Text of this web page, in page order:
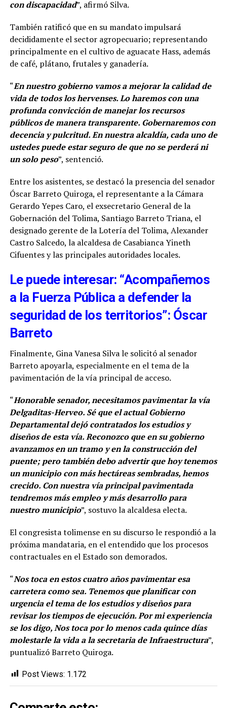
con discapacidad”, afirmó Silva.
También ratificó que en su mandato impulsará
decididamente el sector agropecuario; representando
principalmente en el cultivo de aguacate Hass, además
de café, plátano, frutales y ganadería.
“En nuestro gobierno vamos a mejorar la calidad de
vida de todos los hervenses. Lo haremos con una
profunda convicción de manejar los recursos
públicos de manera transparente. Gobernaremos con
decencia y pulcritud. En nuestra alcaldía, cada uno de
ustedes puede estar seguro de que no se perderá ni
un solo peso”, sentenció.
Entre los asistentes, se destacó la presencia del senador
Óscar Barreto Quiroga, el representante a la Cámara
Gerardo Yepes Caro, el exsecretario General de la
Gobernación del Tolima, Santiago Barreto Triana, el
designado gerente de la Lotería del Tolima, Alexander
Castro Salcedo, la alcaldesa de Casabianca Yineth
Cifuentes y las principales autoridades locales.
Le puede interesar: “Acompañemos
a la Fuerza Pública a defender la
seguridad de los territorios”: Óscar
Barreto
Finalmente, Gina Vanesa Silva le solicitó al senador
Barreto apoyarla, especialmente en el tema de la
pavimentación de la vía principal de acceso.
“Honorable senador, necesitamos pavimentar la vía
Delgaditas-Herveo. Sé que el actual Gobierno
Departamental dejó contratados los estudios y
diseños de esta vía. Reconozco que en su gobierno
avanzamos en un tramo y en la construcción del
puente; pero también debo advertir que hoy tenemos
un municipio con más hectáreas sembradas, hemos
crecido. Con nuestra vía principal pavimentada
tendremos más empleo y más desarrollo para
nuestro municipio”, sostuvo la alcaldesa electa.
El congresista tolimense en su discurso le respondió a la
próxima mandataria, en el entendido que los procesos
contractuales en el Estado son demorados.
“Nos toca en estos cuatro años pavimentar esa
carretera como sea. Tenemos que planificar con
urgencia el tema de los estudios y diseños para
revisar los tiempos de ejecución. Por mi experiencia
se los digo, Nos toca por lo menos cada quince días
molestarle la vida a la secretaria de Infraestructura”,
puntualizó Barreto Quiroga.
Post Views: 1.172